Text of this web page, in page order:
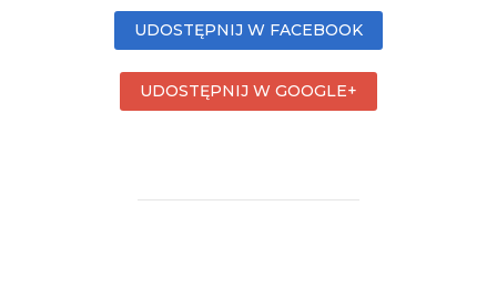
UDOSTĘPNIJ W FACEBOOK
UDOSTĘPNIJ W GOOGLE+